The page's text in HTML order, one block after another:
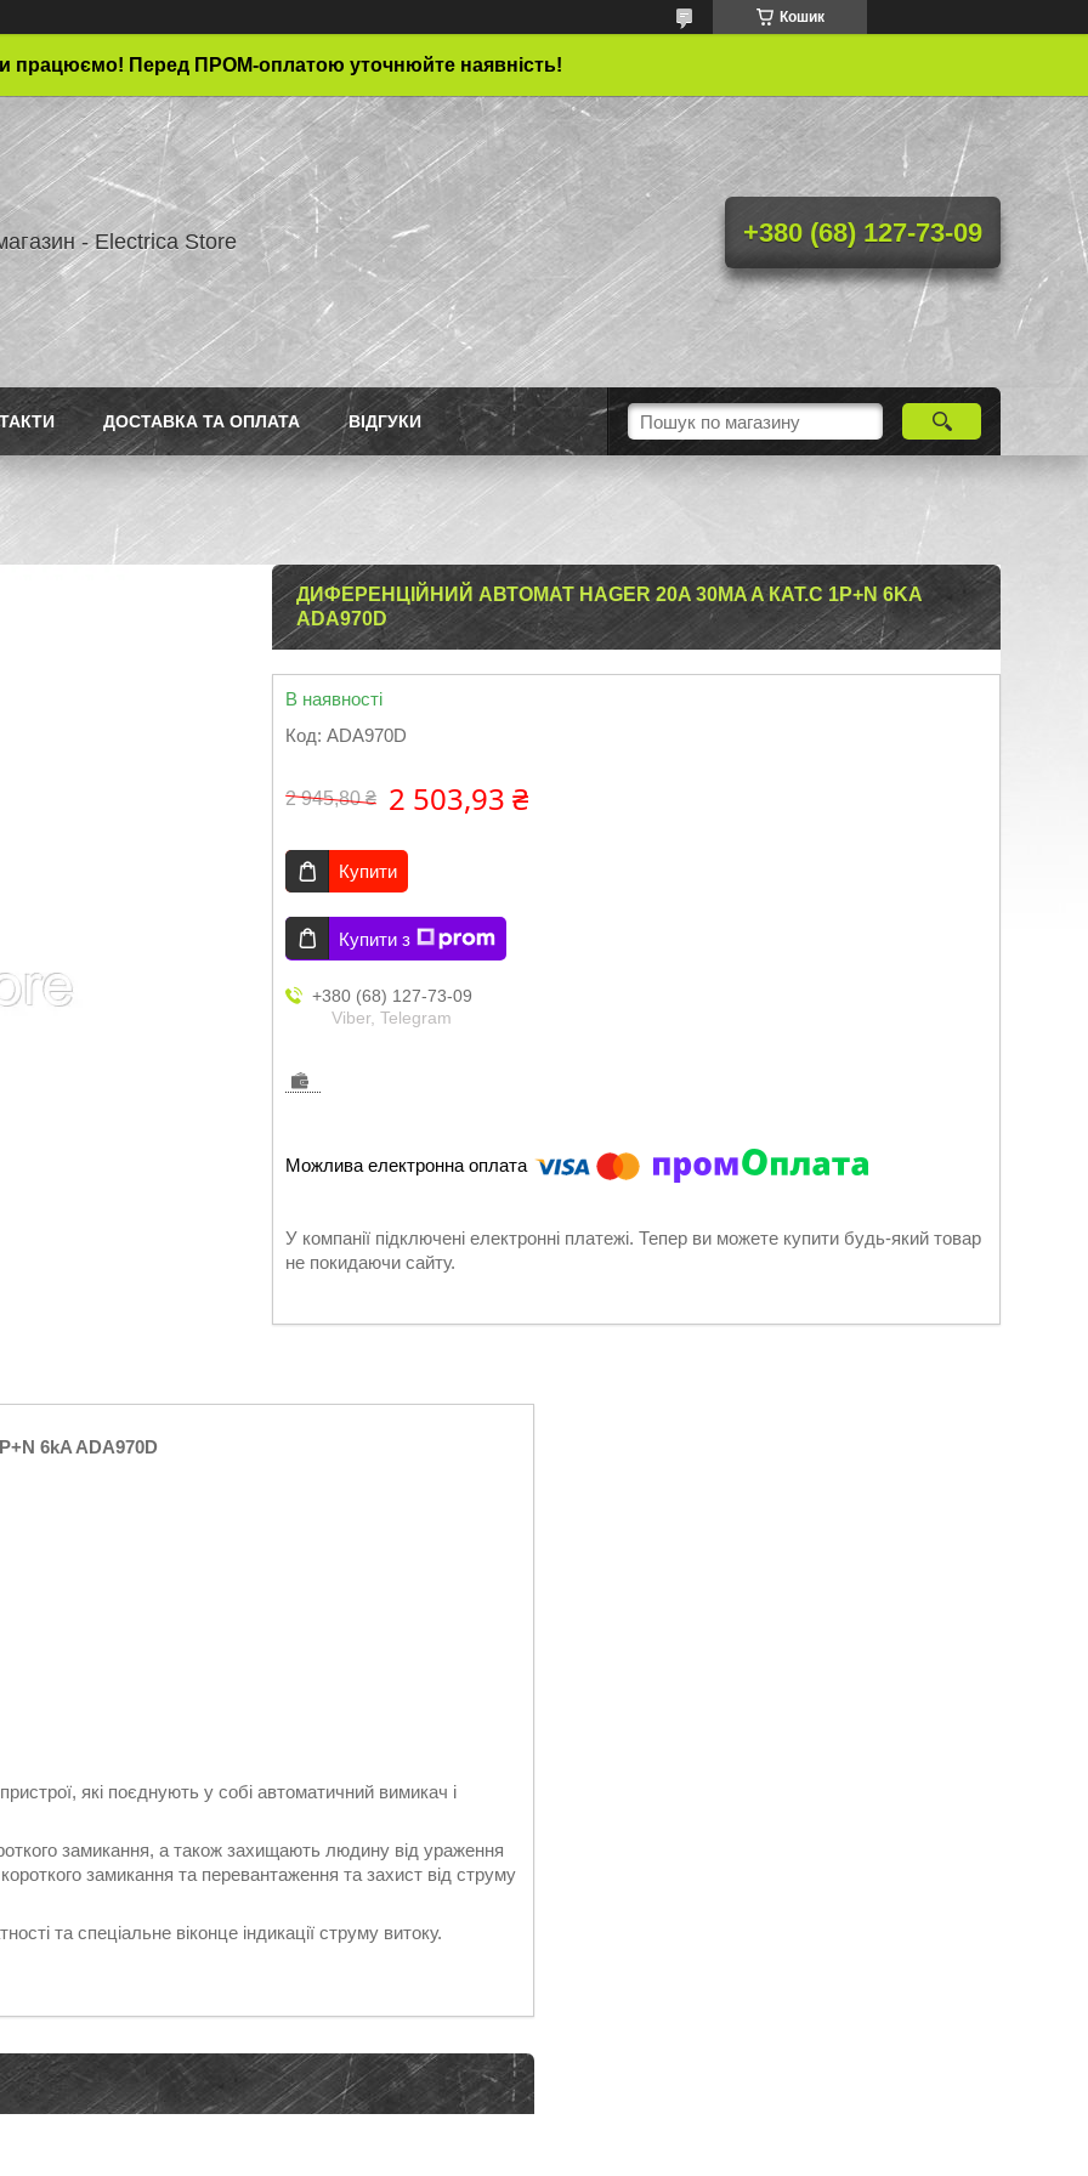
Кошик
працюємо! Перед ПРОМ-оплатою уточнюйте наявність!
- Electrica Store +380 (68) 127-73-09
ДОСТАВКА ТА ОПЛАТА ВІДГУКИ
ДИФЕРЕНЦІЙНИЙ АВТОМАТ HAGER 20A 30MA A КАТ.C 1P+N 6KA
ADA970D
В наявності
Код: ADA970D
2 945,80 ₴ 2 503,93 ₴
Купити
Купити з
+380 (68) 127-73-09
Viber, Telegram
У компанії підключені електронні платежі. Тепер ви можете купити будь-який товар
не покидаючи сайту.
6kA ADA970D
які поєднують у собі автоматичний вимикач і
замикання, а також захищають людину від ураження
замикання та перевантаження та захист від струму
та спеціальне віконце індикації струму витоку.